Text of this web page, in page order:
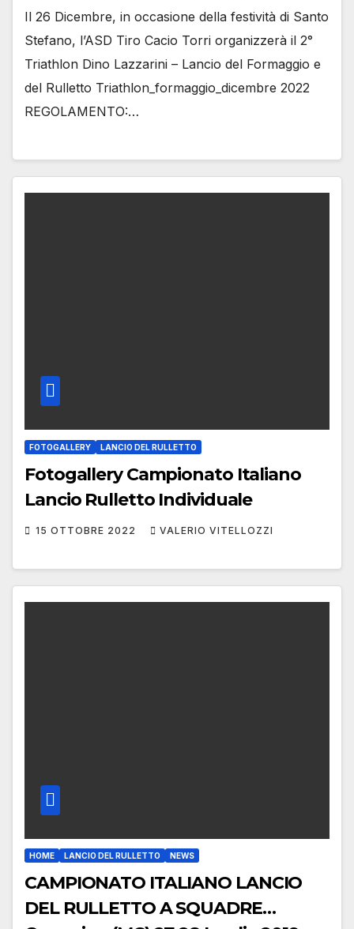
Il 26 Dicembre, in occasione della festività di Santo
Stefano, l’ASD Tiro Cacio Torri organizzerà il 2°
Triathlon Dino Lazzarini – Lancio del Formaggio e
del Rulletto Triathlon_formaggio_dicembre 2022
REGOLAMENTO:…
FOTOGALLERY LANCIO DEL RULLETTO
Fotogallery Campionato Italiano
Lancio Rulletto Individuale
15 OTTOBRE 2022 VALERIO VITELLOZZI
HOME LANCIO DEL RULLETTO NEWS
CAMPIONATO ITALIANO LANCIO
DEL RULLETTO A SQUADRE…